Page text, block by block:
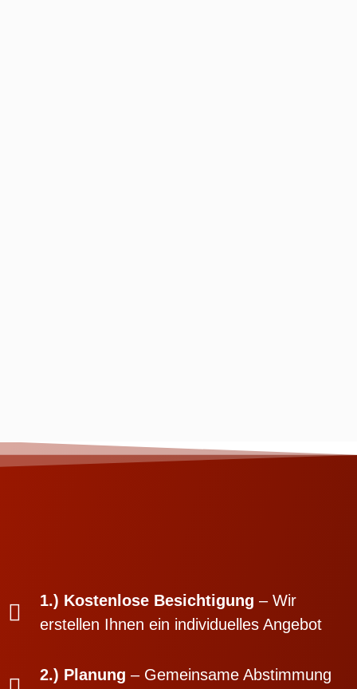
1.) Kostenlose Besichtigung – Wir
erstellen Ihnen ein individuelles Angebot
2.) Planung – Gemeinsame Abstimmung